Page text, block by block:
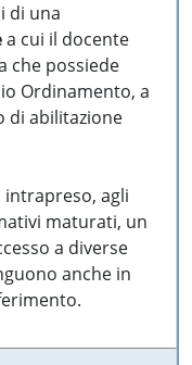
di una
a cui il docente
che possiede
Ordinamento, a
di abilitazione
agli
maturati, un
a diverse
anche in